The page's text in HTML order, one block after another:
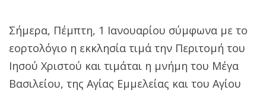
Σήμερα, Πέμπτη, 1 Ιανουαρίου σύμφωνα με το
εορτολόγιο η εκκλησία τιμά την Περιτομή του
Ιησού Χριστού και τιμάται η μνήμη του Μέγα
Βασιλείου, της Αγίας Εμμελείας και του Αγίου